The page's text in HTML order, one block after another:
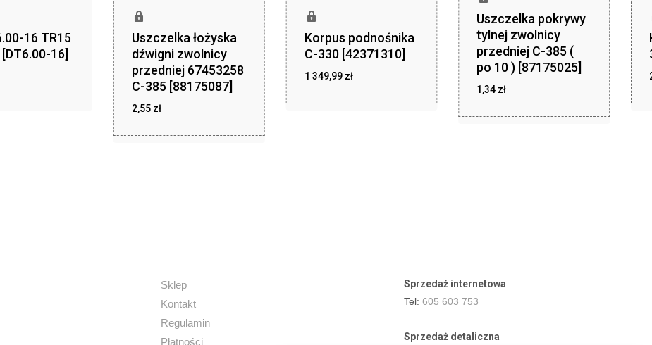
16 TR15
16]
Uszczelka łożyska
dźwigni zwolnicy
przedniej 67453258
C-385 [88175087]
2,55 zł
Korpus podnośnika
C-330 [42371310]
1 349,99 zł
1 349,99
Uszczelka pokrywy
tylnej zwolnicy
przedniej C-385 (
po 10 ) [87175025]
1,34 zł
Sklep
Kontakt
Regulamin
Płatności
Sprzedaż internetowa
Tel: 605 603 753
Sprzedaż detaliczna